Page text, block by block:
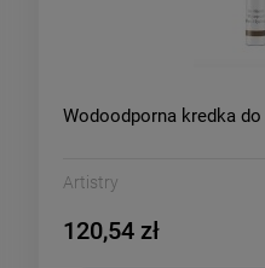
Wodoodporna kredka
Artistry
120,54 zł